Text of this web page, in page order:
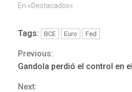
En «Destacados»
Tags: BCE Euro Fed
Continue
Reading
Previous:
Gandola perdió el control en
Next: